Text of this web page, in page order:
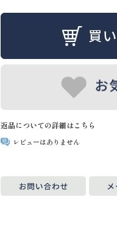
返品についての詳細はこちら
レビューはありません